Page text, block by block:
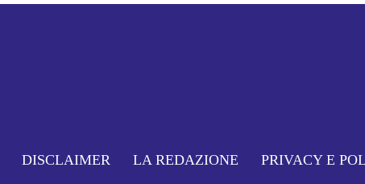
DISCLAIMER LA REDAZIONE PRIVACY E